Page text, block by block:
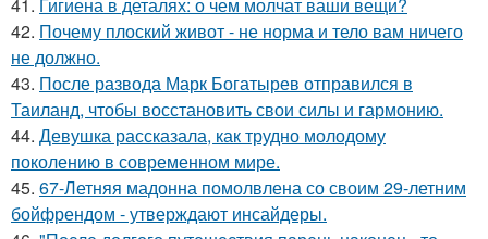
42. Почему плоский живот - не норма и тело вам ничего
не должно.
43. После развода Марк Богатырев отправился в
Таиланд, чтобы восстановить свои силы и гармонию.
44. Девушка рассказала, как трудно молодому
поколению в современном мире.
45. 67-Летняя мадонна помолвлена со своим 29-летним
бойфрендом - утверждают инсайдеры.